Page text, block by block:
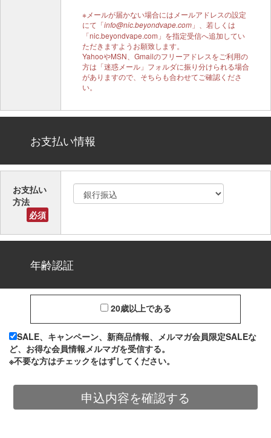
※メールが届かない場合にはメールアドレスの設定
にて「info@nic.beyondvape.com 」、若しくは
「nic.beyondvape.com」を指定受信へ追加してい
ただきますようお願致します。
YahooやMSN、Gmailのフリーアドレスをご利用の
方は「迷惑メール」フォルダに振り分けられる場合
がありますので、そちらも合わせてご確認くださ
い。
お支払い情報
お支払い
方法
必須
年齢認証
20歳以上である
SALE、キャンペーン、新商品情報、メルマガ会員限定SALEな
ど、お得な会員情報メルマガを受信する。
※不要な方はチェックをはずしてください。